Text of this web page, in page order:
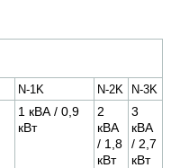
N-1K N-2K
N-3K
1 кВА / 0,9
кВт
2
кВА
/ 1,8
кВт
3
кВА
/ 2,7
кВт